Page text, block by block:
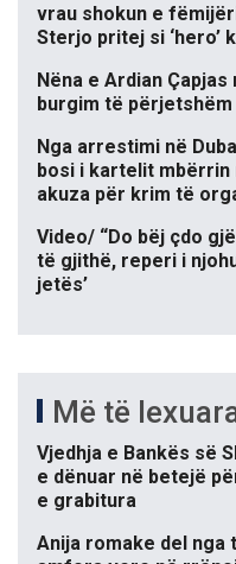
vrau shokun e
Sterjo pritej si ‘hero’
Nëna e Ardian
burgim të
Nga arrestimi në
bosi i kartelit mbërrin
akuza për krim të
Video/ “Do bëj çdo
të gjithë, reperi i
jetës’
Më të
Vjedhja e Bankës së
e dënuar në betejë
e grabitura
Anija romake del nga